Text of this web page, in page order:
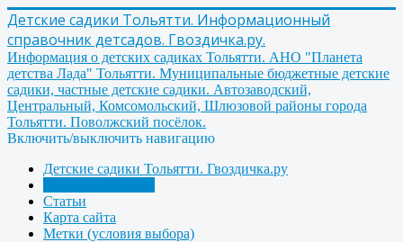
Детские садики Тольятти. Информационный
справочник детсадов. Гвоздичка.ру.
Информация о детских садиках Тольятти. АНО "Планета
детства Лада" Тольятти. Муниципальные бюджетные детские
садики, частные детские садики. Автозаводский,
Центральный, Комсомольский, Шлюзовой районы города
Тольятти. Поволжский посёлок.
Включить/выключить навигацию
Детские садики Тольятти. Гвоздичка.ру
Статьи
Карта сайта
Метки (условия выбора)